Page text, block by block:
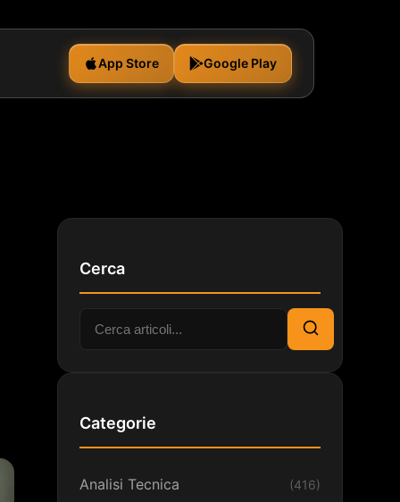
App Store Google Play
Cerca
Cerca:
Cerca
Categorie
Analisi Tecnica (416)